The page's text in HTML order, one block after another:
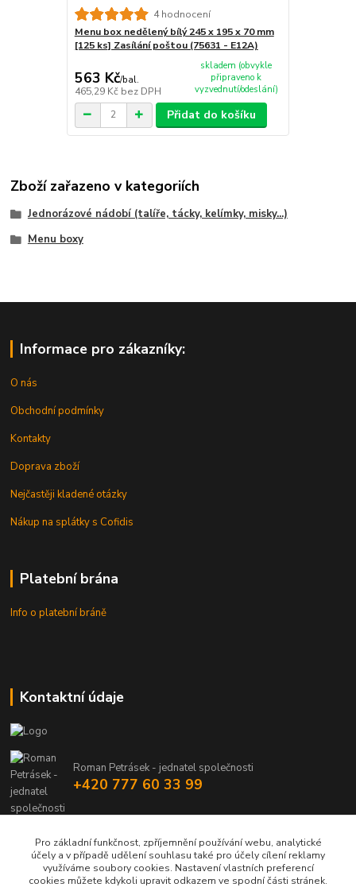
4 hodnocení
Menu box nedělený bílý 245 x 195 x 70 mm
[125 ks] Zasílání poštou (75631 - E12A)
563 Kč/bal.
465,29 Kč bez DPH
skladem (obvykle
připraveno k
vyzvednutí/odeslání)
Přidat do košíku
Zboží zařazeno v kategoriích
Jednorázové nádobí (talíře, tácky, kelímky, misky...)
Menu boxy
Informace pro zákazníky:
O nás
Obchodní podmínky
Kontakty
Doprava zboží
Nejčastěji kladené otázky
Nákup na splátky s Cofidis
Platební brána
Info o platební bráně
Kontaktní údaje
Roman Petrásek - jednatel společnosti
+420 777 60 33 99
Pro základní funkčnost, zpříjemnění používání webu, analytické
účely a v případě udělení souhlasu také pro účely cílení reklamy
využíváme soubory cookies. Nastavení vlastních preferencí
cookies můžete kdykoli upravit odkazem ve spodní části stránek.